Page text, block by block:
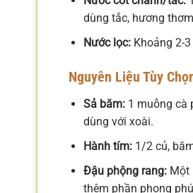
dùng tắc, hương
Nước lọc:Khoảng 2-3
Nguyên Liệu Tùy
Sả băm:1 muỗng cà
dùng với xoài.
Hành tím:1/2 củ,
Đậu phộng rang:Một
thêm phần phong